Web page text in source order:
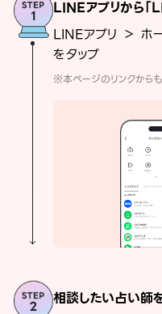
LINEアプリから「
LINEアプリ ＞ ホ
をタップ
※本ページのリンクから
相談したい占い師